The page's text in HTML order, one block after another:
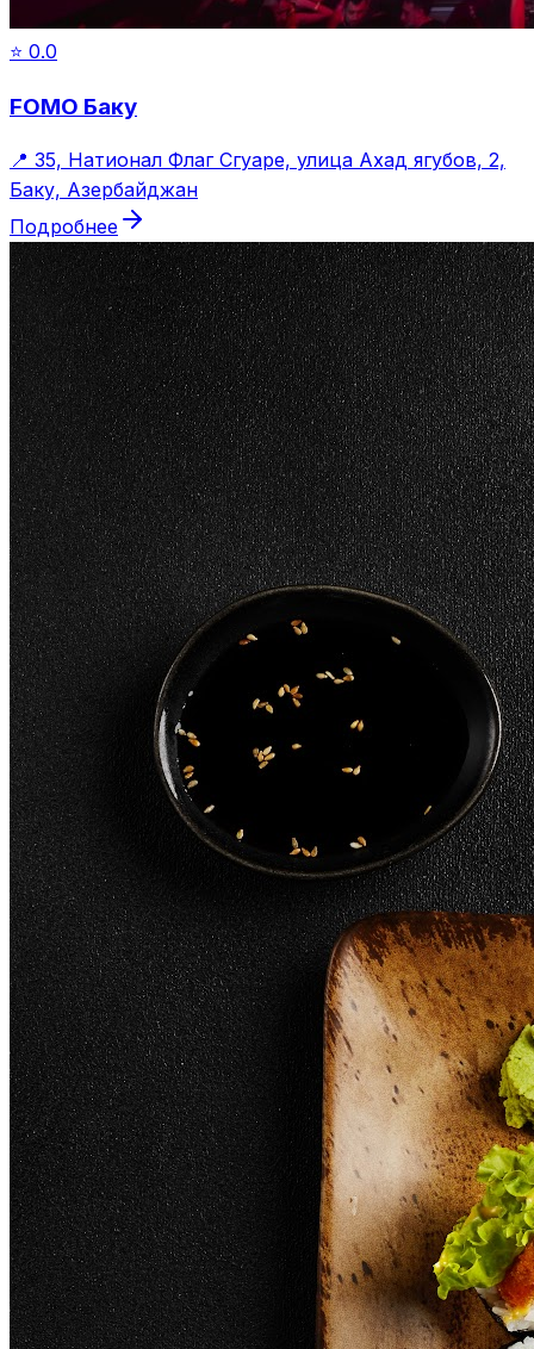
⭐ 0.0
FOMO Баку
📍 35, Натионал Флаг Сгуаре, улица Ахад ягубов, 2,
Баку, Азербайджан
Подробнее